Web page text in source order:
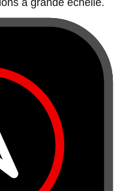
à grande échelle.